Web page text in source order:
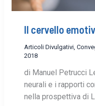
Il cervello
Articoli Divulgativi,
2018
di Manuel Petrucci
neurali e i rapporti
nella prospettiva di